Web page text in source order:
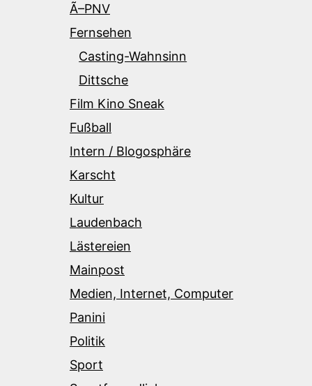
Ã–PNV
Fernsehen
Casting-Wahnsinn
Dittsche
Film Kino Sneak
Fußball
Intern / Blogosphäre
Karscht
Kultur
Laudenbach
Lästereien
Mainpost
Medien, Internet, Computer
Panini
Politik
Sport